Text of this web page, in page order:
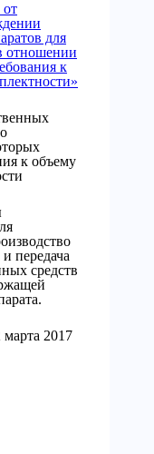
для
отношении
к
к объему
передача
средств
марта 2017